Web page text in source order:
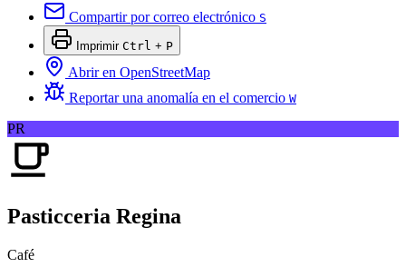
Compartir por correo electrónico S
Imprimir Ctrl + P
Abrir en OpenStreetMap
Reportar una anomalía en el comercio W
PR
Pasticceria Regina
Café